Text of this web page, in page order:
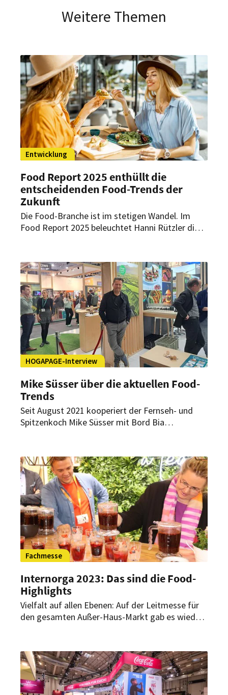
Weitere Themen
Entwicklung
Food Report 2025 enthüllt die
entscheidenden Food-Trends der
Zukunft
Die Food-Branche ist im stetigen Wandel. Im
Food Report 2025 beleuchtet Hanni Rützler die
die Gastronomie.
HOGAPAGE-Interview
Mike Süsser über die aktuellen Food-
Trends
Seit August 2021 kooperiert der Fernseh- und
Spitzenkoch Mike Süsser mit Bord Bia
für die Praxis zu beurteilen. Im Interview mit
HOGAPAGE spricht Mike Süsser über die
aktuellen Entwicklungen und Trends im Food-
Bereich.
Fachmesse
Internorga 2023: Das sind die Food-
Highlights
Vielfalt auf allen Ebenen: Auf der Leitmesse für
den gesamten Außer-Haus-Markt gab es wieder
HOGAPAGE stellt die interessantesten von ihnen
vor.